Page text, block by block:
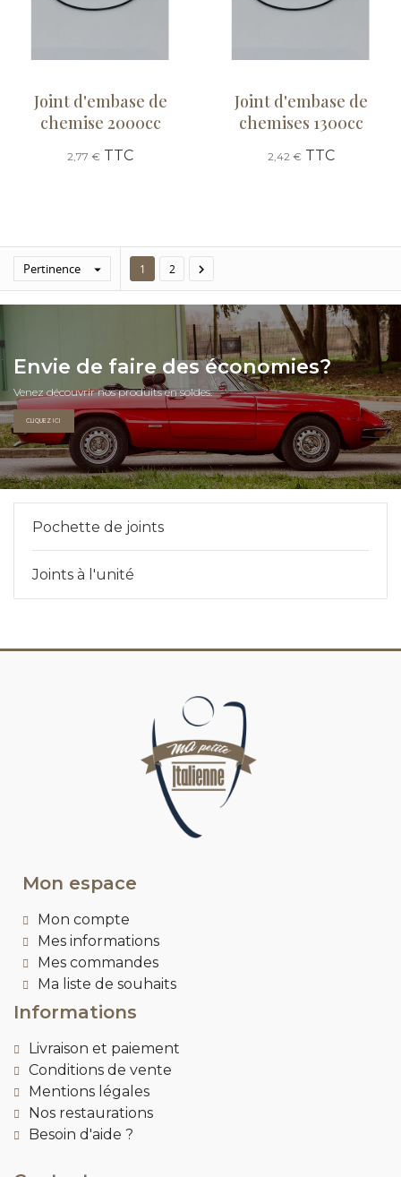
Pochette de joints
Joints à l'unité
Joint d'embase de
chemise 2000cc
2,77 € TTC
Joint d'embase de
chemises 1300cc
2,42 €TTC
Pertinence  1 2 
Envie de faire des économies?
Venez découvrir nos produits en soldes.
CLIQUEZ ICI
Mon espace
Mon compte
Mes informations
Mes commandes
Ma liste de souhaits
Informations
Livraison et paiement
Conditions de vente
Mentions légales
Nos restaurations
Besoin d'aide ?